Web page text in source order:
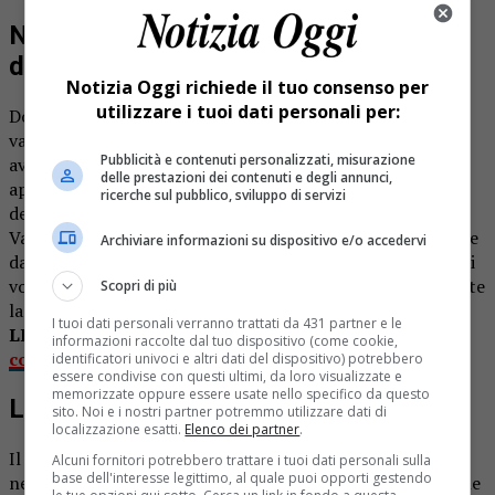
Nuova scuola di volo a Varallo:
domenica la presentazione.
Domenica il campo volo Marc – Ingegno della frazione
varallese tornerà a ospitare l’evento nato nel 2010 per
avvicinare il pubblico alla cultura aeronautica. Un
appuntamento, quello di quest’anno, nato dalla volontà
dell’associazione sportiva dilettantistica “Gruppo piloti
Valsesia” per festeggiare l’ottenimento della certificazione
da parte di Aeroclub Italia per istituire la scuola e i corsi di
volo da diporto o sportivo che verranno presentati durante
la manifestazione.
LEGGI ANCHE:Borgosesia vetrina per le associazioni
con la festa dello Sport. Le foto
La sistemazione della aviosuperficie
Il gruppo di volontari negli ultimi mesi si sono impegnati
nella sistemazione dell’aviosuperficie con la manutenzione
Notizia Oggi richiede il tuo consenso per
utilizzare i tuoi dati personali per:
Pubblicità e contenuti personalizzati, misurazione
delle prestazioni dei contenuti e degli annunci,
ricerche sul pubblico, sviluppo di servizi
Archiviare informazioni su dispositivo e/o accedervi
Scopri di più
I tuoi dati personali verranno trattati da 431 partner e le
informazioni raccolte dal tuo dispositivo (come cookie,
identificatori univoci e altri dati del dispositivo) potrebbero
essere condivise con questi ultimi, da loro visualizzate e
memorizzate oppure essere usate nello specifico da questo
sito. Noi e i nostri partner potremmo utilizzare dati di
localizzazione esatti. Elenco dei partner.
Alcuni fornitori potrebbero trattare i tuoi dati personali sulla
base dell'interesse legittimo, al quale puoi opporti gestendo